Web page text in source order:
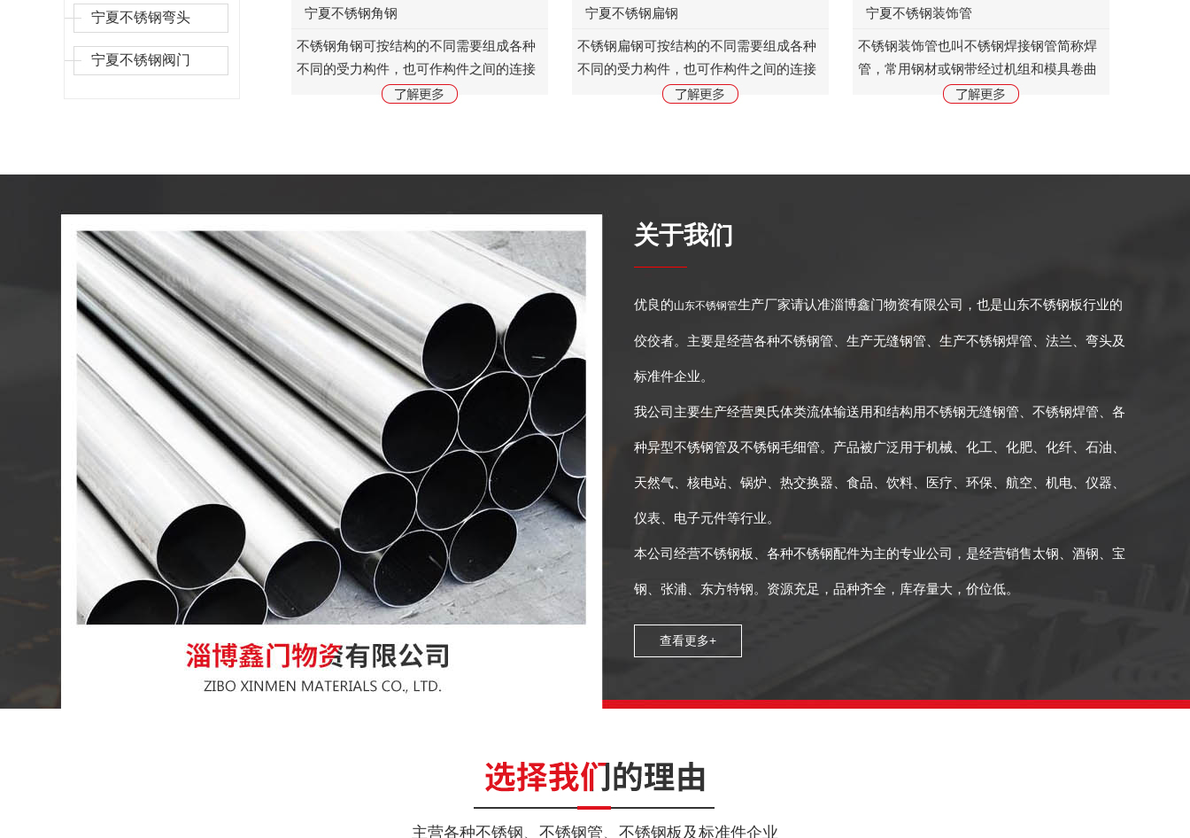
宁夏不锈钢弯头
宁夏不锈钢阀门
宁夏不锈钢角钢
不锈钢角钢可按结构的不同需要组成各种
不同的受力构件，也可作构件之间的连接
件。广泛地用于各种建筑结构和工程结
宁夏不锈钢扁钢
不锈钢扁钢可按结构的不同需要组成各种
不同的受力构件，也可作构件之间的连接
件。广泛地用于各种建筑结构和工程结
宁夏不锈钢装饰管
不锈钢装饰管也叫不锈钢焊接钢管简称焊
管，常用钢材或钢带经过机组和模具卷曲
成型后焊接制成的钢管。焊接钢管生产工
关于我们
优良的山东不锈钢管生产厂家请认准淄博鑫门物资有限公司 ，也是山东不锈钢板行业的
佼佼者。主要是经营各种不锈钢管、生产无缝钢管、生产不锈钢焊管、法兰、弯头及
标准件企业。
我公司主要生产经营奥氏体类流体输送用和结构用不锈钢无缝钢管、不锈钢焊管、各
种异型不锈钢管及不锈钢毛细管。产品被广泛用于机械、化工、化肥、化纤、石油、
天然气、核电站、锅炉、热交换器、食品、饮料、医疗、环保、航空、机电、仪器、
仪表、电子元件等行业。
本公司经营不锈钢板、各种不锈钢配件为主的专业公司，是经营销售太钢、酒钢、宝
钢、张浦、东方特钢。资源充足，品种齐全，库存量大，价位低。
查看更多+
主营各种不锈钢、不锈钢管、不锈钢板及标准件企业